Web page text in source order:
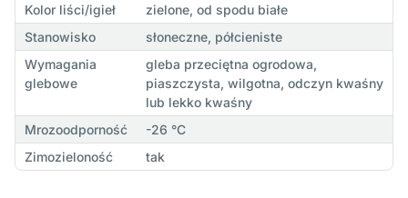
Kolor liści/igieł
zielone, od spodu białe
Stanowisko
słoneczne, półcieniste
Wymagania
glebowe
gleba przeciętna ogrodowa,
piaszczysta, wilgotna, odczyn kwaśny
lub lekko kwaśny
Mrozoodporność
-26 °C
Zimozieloność
tak